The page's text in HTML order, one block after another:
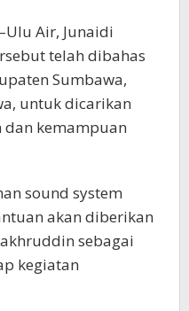
Air, Junaidi
telah dibahas
Sumbawa,
untuk dicarikan
dan kemampuan
sound system
akan diberikan
sebagai
kegiatan